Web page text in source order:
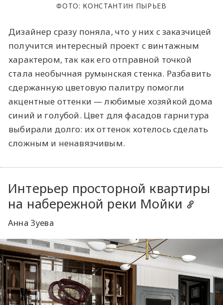
ФОТО: КОНСТАНТИН ПЫРЬЕВ
Дизайнер сразу поняла, что у них с заказчицей
получится интересный проект с винтажным
характером, так как его отправной точкой
стала необычная румынская стенка. Разбавить
сдержанную цветовую палитру помогли
акцентные оттенки — любимые хозяйкой дома
синий и голубой. Цвет для фасадов гарнитура
выбирали долго: их оттенок хотелось сделать
сложным и ненавязчивым.
Интерьер просторной квартиры
на набережной реки Мойки
Анна Зуева